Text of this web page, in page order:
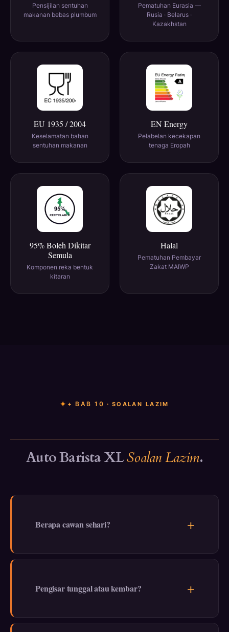
Pensijilan sentuhan
makanan bebas plumbum
Pematuhan Eurasia —
Rusia · Belarus ·
Kazakhstan
EU 1935 / 2004
Keselamatan bahan
sentuhan makanan
EN Energy
Pelabelan kecekapan
tenaga Eropah
95% Boleh Dikitar
Semula
Komponen reka bentuk
kitaran
Halal
Pematuhan Pembayar
Zakat MAIWP
+ BAB 10 · SOALAN LAZIM
Auto Barista XLSoalan Lazim.
Berapa cawan sehari?
Pengisar tunggal atau kembar?